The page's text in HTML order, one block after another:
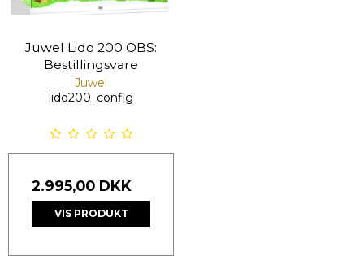
Juwel Lido 200 OBS:
Bestillingsvare
Juwel
lido200_config
2.995,00 DKK
VIS PRODUKT